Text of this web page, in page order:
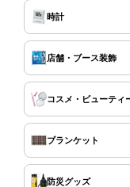
時計
店舗・ブース装飾
コスメ・ビューティ
ブランケット
防災グッズ